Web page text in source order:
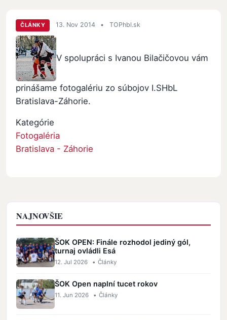
ČLÁNKY 13. Nov 2014 • TOPhbl.sk
V spolupráci s Ivanou Bilačičovou vám
prinášame fotogalériu zo súbojov I.SHbL
Bratislava-Záhorie.
Kategórie
Fotogaléria
Bratislava - Záhorie
NAJNOVŠIE
ŠOK OPEN: Finále rozhodol jediný gól,
turnaj ovládli Esá
12. Jul 2026 • Články
ŠOK Open naplní tucet rokov
11. Jun 2026 • Články